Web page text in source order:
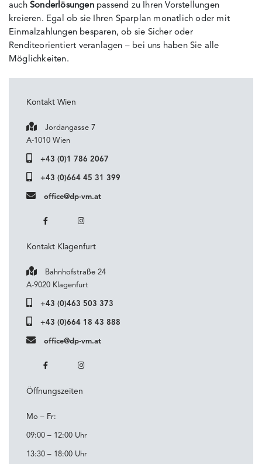
auch Sonderlösungenpassend zu Ihren Vorstellungen
kreieren. Egal ob sie Ihren Sparplan monatlich oder mit
Einmalzahlungen besparen, ob sie Sicher oder
Renditeorientiert veranlagen – bei uns haben Sie alle
Möglichkeiten.
Kontakt Wien
Jordangasse 7
A-1010 Wien
+43 (0)1 786 2067
+43 (0)664 45 31 399
office@dp-vm.at
Kontakt Klagenfurt
Bahnhofstraße 24
A-9020 Klagenfurt
+43 (0)463 503 373
+43 (0)664 18 43 888
office@dp-vm.at
Öffnungszeiten
Mo – Fr:
09:00 – 12:00 Uhr
13:30 – 18:00 Uhr